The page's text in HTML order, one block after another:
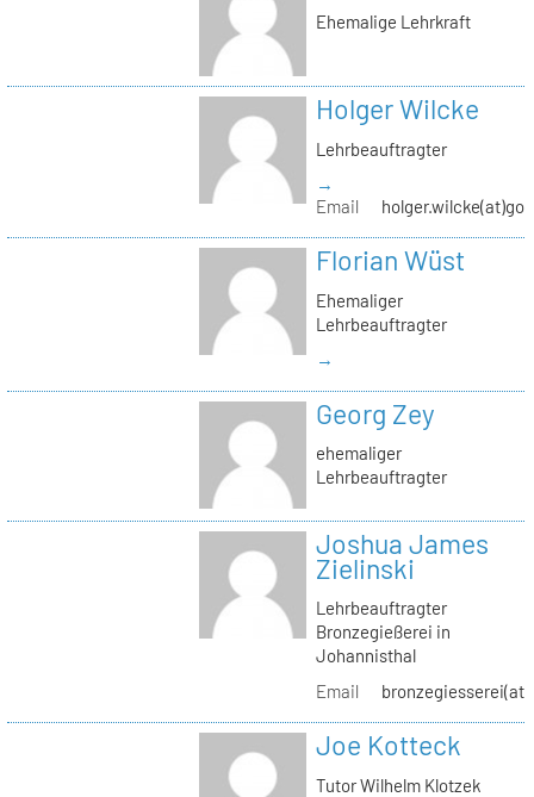
Ehemalige Lehrkraft
Holger Wilcke
Lehrbeauftragter
→
Email
Florian Wüst
Ehemaliger
Lehrbeauftragter
→
Georg Zey
ehemaliger
Lehrbeauftragter
Joshua James
Zielinski
Lehrbeauftragter
Bronzegießerei in
Johannisthal
Email
Joe Kotteck
Tutor Wilhelm Klotzek